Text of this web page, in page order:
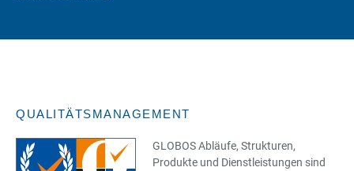
QUALITÄTSMANAGEMENT
GLOBOS Abläufe, Strukturen,
Produkte und Dienstleistungen sind